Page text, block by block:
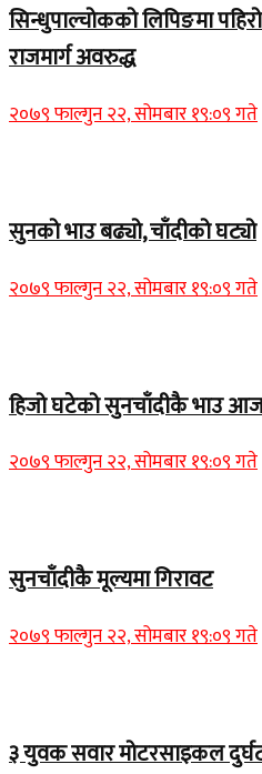
सिन्धुपाल्चोकको लिपिङमा
राजमार्ग अवरुद्ध
२०७९ फाल्गुन २२, सोमबार १९:०९ गते
सुनको भाउ बढ्यो, चाँदीको घट्यो
२०७९ फाल्गुन २२, सोमबार १९:०९ गते
हिजो घटेको सुनचाँदीकै भाउ
२०७९ फाल्गुन २२, सोमबार १९:०९ गते
सुनचाँदीकै मूल्यमा गिरावट
२०७९ फाल्गुन २२, सोमबार १९:०९ गते
३ युवक सवार मोटरसाइकल